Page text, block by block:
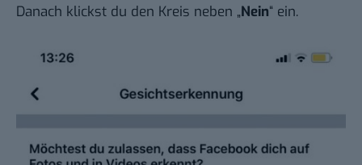
Danach klickst du den Kreis neben „Nein“ ein.